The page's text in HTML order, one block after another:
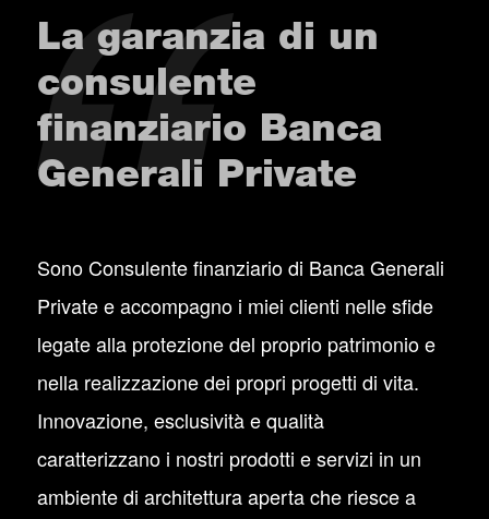
La garanzia di un
consulente
finanziario Banca
Generali Private
Sono Consulente finanziario di Banca Generali
Private e accompagno i miei clienti nelle sfide
legate alla protezione del proprio patrimonio e
nella realizzazione dei propri progetti di vita.
Innovazione, esclusività e qualità
caratterizzano i nostri prodotti e servizi in un
ambiente di architettura aperta che riesce a